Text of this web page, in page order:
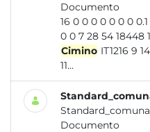
Documento
16 0 0 0 0 0 0 0
Cimino IT1216 9
11...
Documento